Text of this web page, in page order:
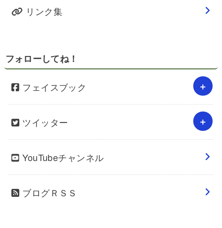
リンク集
フォローしてね！
フェイスブック
ツイッター
YouTubeチャンネル
ブログＲＳＳ